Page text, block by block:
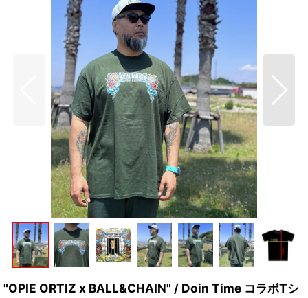
"OPIE ORTIZ x BALL&CHAIN" / Doin Time コラボTシ